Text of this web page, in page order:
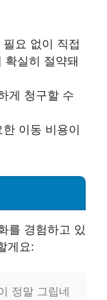
요 없이 직접
확실히 절약돼
게 청구할 수
이동 비용이
를 경험하고 있
게요:
정말 그립네